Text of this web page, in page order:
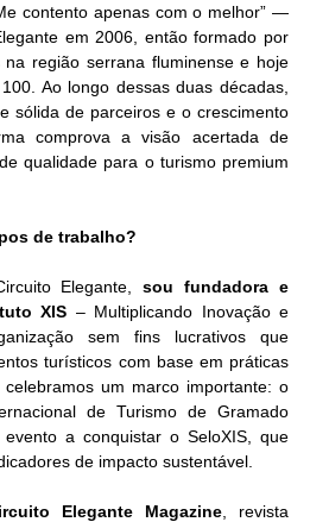
contento apenas com o melhor” —
em 2006, então formado por
região serrana fluminense e hoje
Ao longo dessas duas décadas,
sólida de parceiros e o crescimento
comprova a visão acertada de
qualidade para o turismo premium
de trabalho?
Elegante, sou fundadora e
XIS – Multiplicando Inovação e
sem fins lucrativos que
turísticos com base em práticas
celebramos um marco importante: o
de Turismo de Gramado
a conquistar o SeloXIS, que
de impacto sustentável.
Elegante Magazine, revista